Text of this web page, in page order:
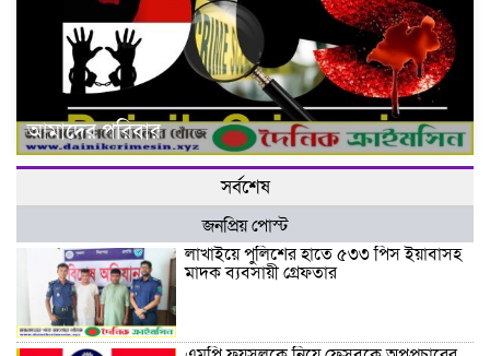
আমাদের পরিবার
সর্বশেষ
জনপ্রিয় পোস্ট
লাখাইয়ে পুলিশের হাতে ৫৩৩ পিস ইয়াবাসহ
মাদক ব্যবসায়ী গ্রেফতার